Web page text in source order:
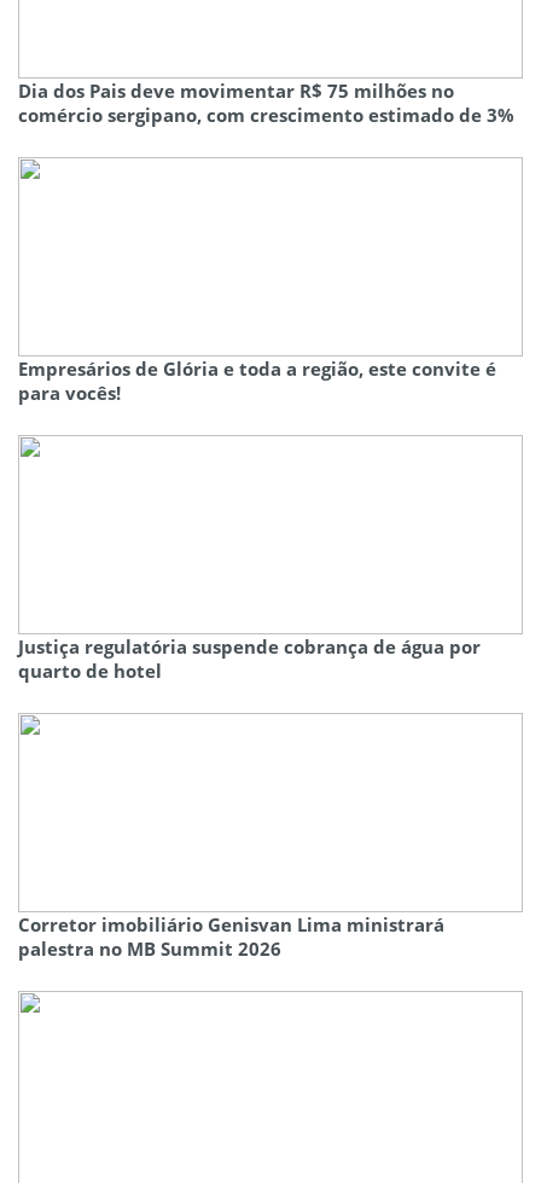
Dia dos Pais deve movimentar R$ 75 milhões no
comércio sergipano, com crescimento estimado de 3%
Empresários de Glória e toda a região, este convite é
para vocês!
Justiça regulatória suspende cobrança de água por
quarto de hotel
Corretor imobiliário Genisvan Lima ministrará
palestra no MB Summit 2026